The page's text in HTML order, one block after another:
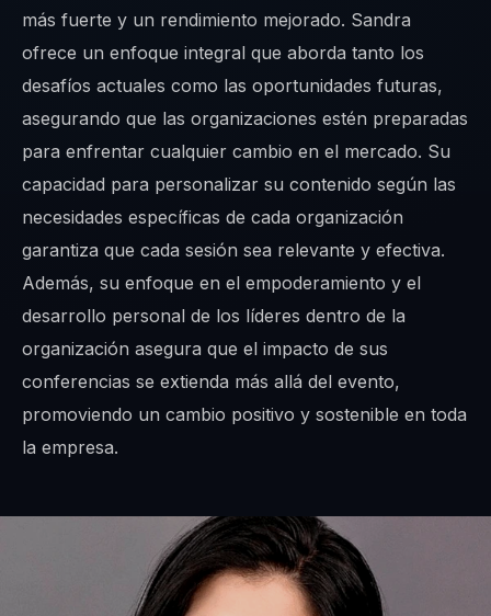
más fuerte y un rendimiento mejorado. Sandra
ofrece un enfoque integral que aborda tanto los
desafíos actuales como las oportunidades futuras,
asegurando que las organizaciones estén preparadas
para enfrentar cualquier cambio en el mercado. Su
capacidad para personalizar su contenido según las
necesidades específicas de cada organización
garantiza que cada sesión sea relevante y efectiva.
Además, su enfoque en el empoderamiento y el
desarrollo personal de los líderes dentro de la
organización asegura que el impacto de sus
conferencias se extienda más allá del evento,
promoviendo un cambio positivo y sostenible en toda
la empresa.